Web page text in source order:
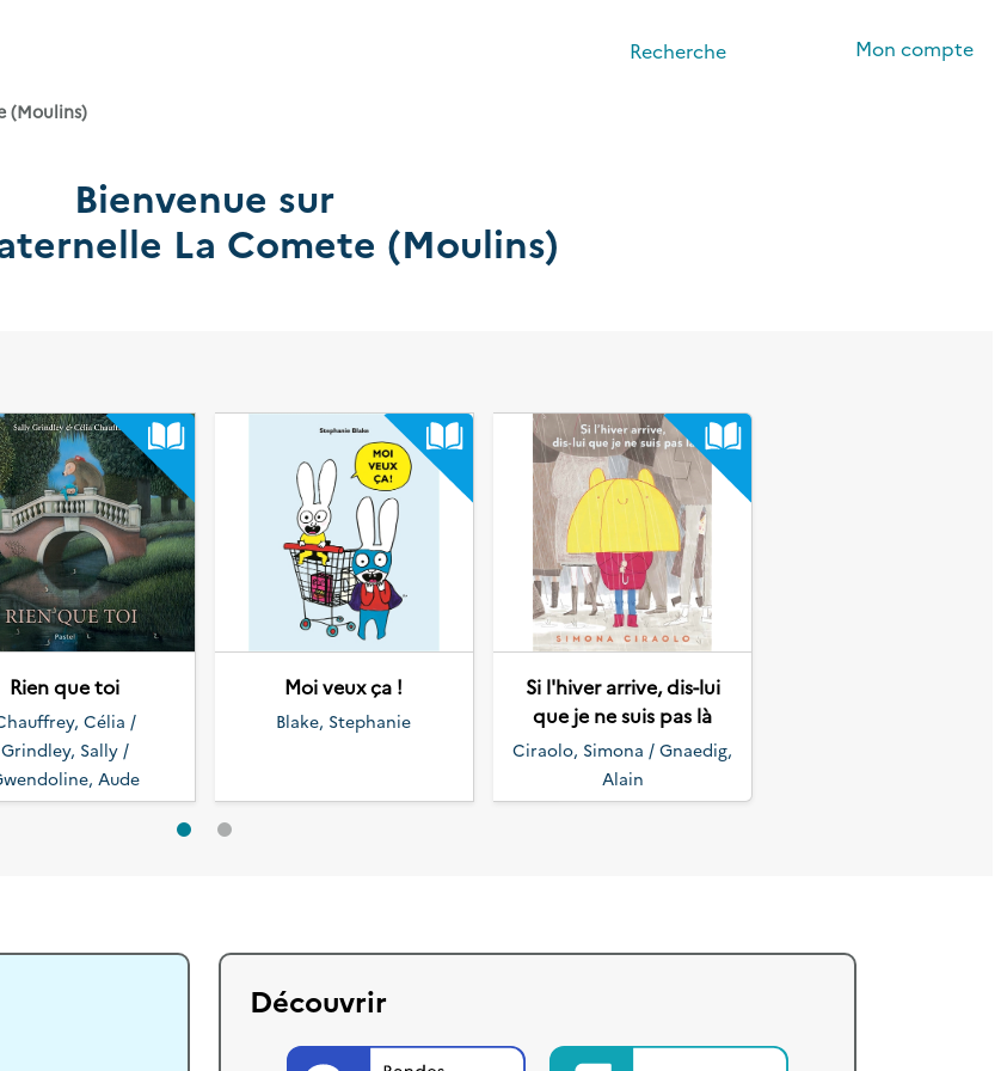
Recherche Mon compte
(Moulins)
Bienvenue sur
La Comete (Moulins)
Rien que toi
Célia /
Grindley, Sally /
Aude
Moi veux ça !
Blake, Stephanie
Si l'hiver arrive, dis-lui
que je ne suis pas là
Ciraolo, Simona / Gnaedig,
Alain
Découvrir